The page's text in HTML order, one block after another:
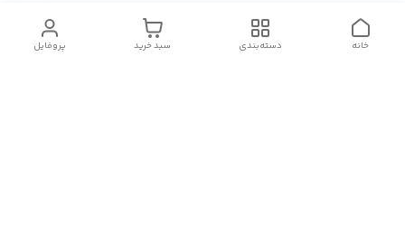
پروفایل سبد خرید دسته‌بندی خانه